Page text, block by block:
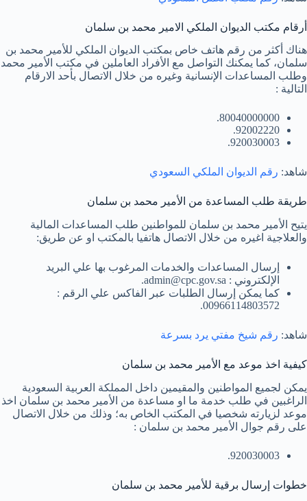
أرقام مكتب الديوان الملكي الامير محمد بن سلمان
هناك أكثر من رقم هاتف خاص بمكتب الديوان الملكي للأمير محمد بن
سلمان، كما يمكنك التواصل مع الأفراد العاملين في مكتب الأمير محمد
وطلب المساعدات الإنسانية وغيره من خلال الاتصال بأحد الارقام
التالية :
80040000000.
92002220.
920030003.
شاهد: رقم الديوان الملكي السعودي
طريقة طلب المساعدة من الأمير محمد بن سلمان
يتيح الأمير محمد بن سلمان للمواطنين طلب المساعدات المالية
والعلاجية اغيره من خلال الاتصال هاتفيا بالمكتب او عن طريق:
إرسال المساعدات والخدمات المرغوب بها علي البريد
الإلكتروني : admin@cpc.gov.sa.
كما يمكن إرسال الطلبات عبر الفاكس علي الرقم :
00966114803572.
شاهد: رقم شيخ مفتي يرد بسرعة
كيفية اخذ موعد مع الأمير محمد بن سلمان
يمكن لجميع المواطنين والمقيمين داخل المملكة العربية السعودية
الراغبين في طلب خدمة ما او مساعدة من الأمير محمد بن سلمان اخذ
موعد لزيارته شخصيا في المكتب الخاص به؛ وذلك من خلال الاتصال
على رقم جوال الأمير محمد بن سلمان :
920030003.
خطوات إرسال برقية للأمير محمد بن سلمان